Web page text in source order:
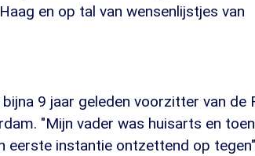
en op tal van wensenlijstjes van
9 jaar geleden voorzitter van de
"Mijn vader was huisarts en
eerste instantie ontzettend op